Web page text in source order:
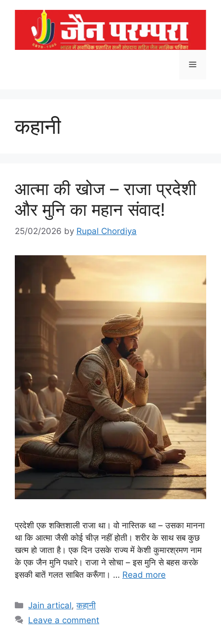
Menu
कहानी
आत्मा की खोज – राजा प्रदेशी
और मुनि का महान संवाद!
25/02/2026 by Rupal Chordiya
प्रदेशी एक शक्तिशाली राजा था। वो नास्तिक था – उसका मानना
था कि आत्मा जैसी कोई चीज़ नहीं होती। शरीर के साथ सब कुछ
खत्म हो जाता है। एक दिन उसके राज्य में केशी कुमारश्रमण नाम
के एक जैन मुनि पधारे। राजा ने सोचा – इस मुनि से बहस करके
इसकी बातें गलत साबित करूँगा। … Read more
Categories
Jain artical,कहानी
Leave a comment